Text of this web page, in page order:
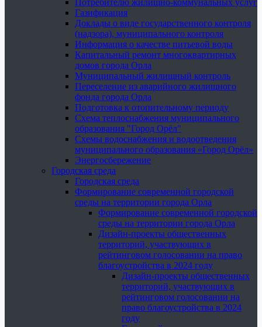
Потребителю жилищно-коммунальных услуг
Газификация
Доклады о виде государственного контроля
(надзора), муниципального контроля
Информация о качестве питьевой воды
Капитальный ремонт многоквартирных
домов города Орла
Муниципальный жилищный контроль
Переселение из аварийного жилищного
фонда города Орла
Подготовка к отопительному периоду
Схема теплоснабжения муниципального
образования "Город Орёл"
Схемы водоснабжения и водоотведения
муниципального образования «Город Орёл»
Энергосбережение
Городская среда
Городская среда
Формирование современной городской
среды на территории города Орла
Формирование современной городской
среды на территории города Орла
Дизайн-проекты общественных
территорий, участвующих в
рейтинговом голосовании на право
благоустройства в 2024 году
Дизайн-проекты общественных
территорий, участвующих в
рейтинговом голосовании на
право благоустройства в 2024
году